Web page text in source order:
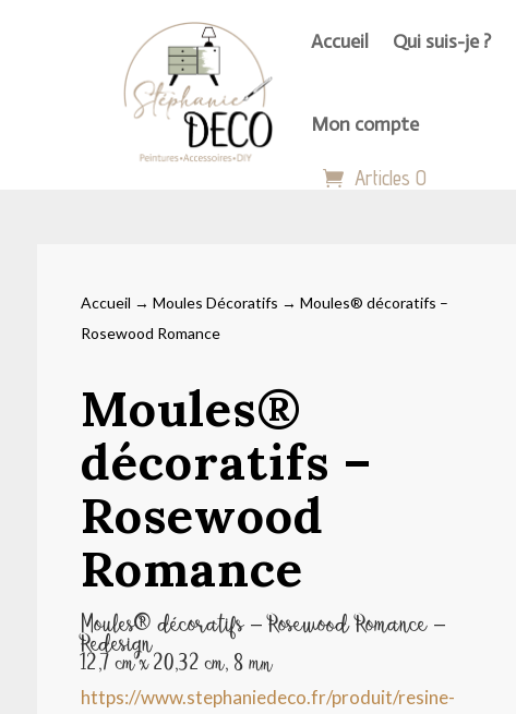
Accueil Qui suis-je ?
Mon compte
Articles 0
Accueil → Moules Décoratifs → Moules® décoratifs –
Rosewood Romance
Moules®
décoratifs –
Rosewood
Romance
Moules® décoratifs – Rosewood Romance –
Redesign
12,7 cm x 20,32 cm, 8 mm
https://www.stephaniedeco.fr/produit/resine-